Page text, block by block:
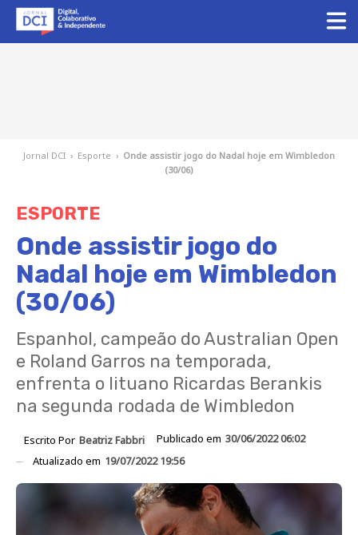
Jornal DCI › Esporte › Onde assistir jogo do Nadal hoje em Wimbledon
(30/06)
ESPORTE
Onde assistir jogo do
Nadal hoje em Wimbledon
(30/06)
Espanhol, campeão do Australian Open
e Roland Garros na temporada,
enfrenta o lituano Ricardas Berankis
na segunda rodada de Wimbledon
Escrito Por Beatriz Fabbri Publicado em 30/06/2022 06:02
Atualizado em 19/07/2022 19:56